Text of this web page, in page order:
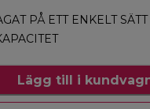
PÅ ETT ENKELT SÄTT
Lägg till i